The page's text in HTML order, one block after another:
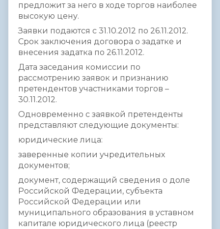
предложит за него в ходе торгов наиболее
высокую цену.
Заявки подаются с 31.10.2012 по 26.11.2012.
Срок заключения договора о задатке и
внесения задатка по 26.11.2012.
Дата заседания комиссии по
рассмотрению заявок и признанию
претендентов участниками торгов –
30.11.2012.
Одновременно с заявкой претенденты
представляют следующие документы:
юридические лица:
заверенные копии учредительных
документов;
документ, содержащий сведения о доле
Российской Федерации, субъекта
Российской Федерации или
муниципального образования в уставном
капитале юридического лица (реестр